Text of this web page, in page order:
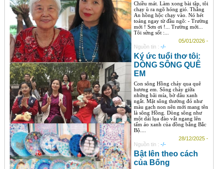
Chiều mát. Làm xong bài tập, tôi
chạy ù ra ngõ hóng gió. Thằng
An hồng hộc chạy vào. Nó hét
toáng ngay từ đầu ngõ: - Trường
mới ! Sơn ơi !... Trường mới...
Tôi sửng sốt :...
05/01/2026 -
Nguồn tin : -/-
Ký ức tuổi thơ tôi:
DÒNG SÔNG QUÊ
EM
Con sông Hồng chảy qua quê
hương em. Sông chảy giữa
những bãi mía, bờ dâu xanh
ngắt. Mặt sông thường đỏ như
màu gạch non nên mới mang tên
là sông Hồng. Dòng sông như
một dải lụa đào vắt ngang lên
tấm áo xanh của đồng bằng Bắc
Bộ....
28/12/2025 -
Nguồn tin : -/-
Bật lên theo cách
của Bống